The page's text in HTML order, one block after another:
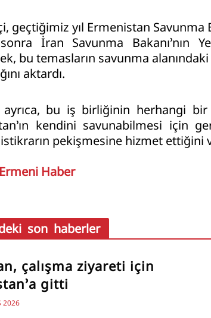
geçtiğimiz yıl Ermenistan Savunma
İran Savunma Bakanı’nın
bu temasların savunma
aktardı.
bu iş birliğinin herhangi bir
kendini savunabilmesi için
pekişmesine hizmet ettiğini
Ermeni Haber
son haberler
çalışma ziyareti için
gitti
2026